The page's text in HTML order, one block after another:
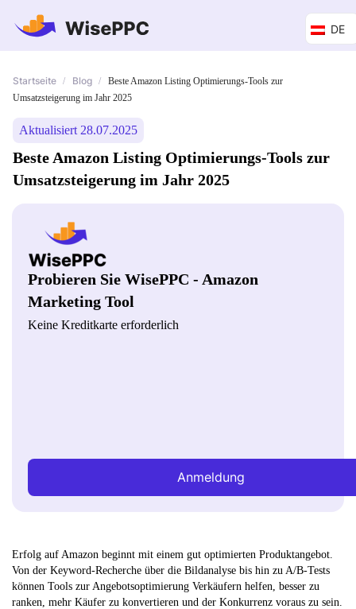
DE
Startseite / Blog /
Beste Amazon Listing Optimierungs-Tools zur
Umsatzsteigerung im Jahr 2025
Aktualisiert 28.07.2025
Beste Amazon Listing Optimierungs-Tools zur
Umsatzsteigerung im Jahr 2025
Probieren Sie WisePPC - Amazon
Marketing Tool
Keine Kreditkarte erforderlich
Anmeldung
Erfolg auf Amazon beginnt mit einem gut optimierten Produktangebot.
Von der Keyword-Recherche über die Bildanalyse bis hin zu A/B-Tests
können Tools zur Angebotsoptimierung Verkäufern helfen, besser zu
ranken, mehr Käufer zu konvertieren und der Konkurrenz voraus zu sein.